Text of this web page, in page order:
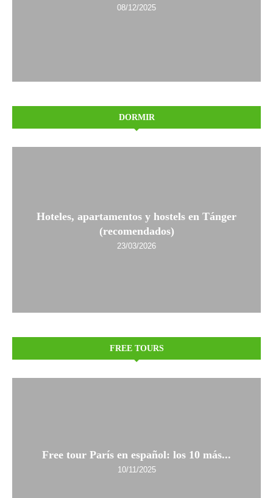
08/12/2025
DORMIR
Hoteles, apartamentos y hostels en Tánger
(recomendados)
23/03/2026
FREE TOURS
Free tour París en español: los 10 más...
10/11/2025